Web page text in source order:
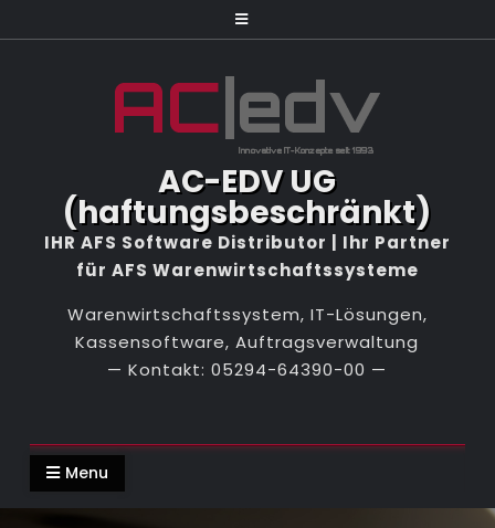
to
AC-EDV UG
(haftungsbeschränkt)
Warenwirtschaftssystem, IT-Lösungen,
Kassensoftware, Auftragsverwaltung
Menu